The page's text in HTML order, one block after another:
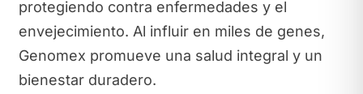
protegiendo contra enfermedades y el
envejecimiento. Al influir en miles de genes,
Genomex promueve una salud integral y un
bienestar duradero.